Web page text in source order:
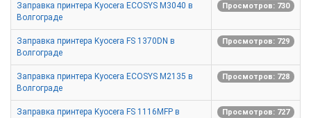
Заправка принтера Kyocera ECOSYS M3040 в
Волгограде
Просмотров: 730
Заправка принтера Kyocera FS 1370DN в
Волгограде
Просмотров: 729
Заправка принтера Kyocera ECOSYS M2135 в
Волгограде
Просмотров: 728
Заправка принтера Kyocera FS 1116MFP в
Просмотров: 727